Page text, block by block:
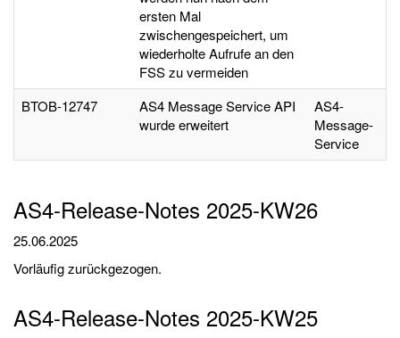
ersten Mal
zwischengespeichert, um
wiederholte Aufrufe an den
FSS zu vermeiden
BTOB-12747
AS4 Message Service API
wurde erweitert
AS4-
Message-
Service
AS4-Release-Notes 2025-KW26
25.06.2025
Vorläufig zurückgezogen.
AS4-Release-Notes 2025-KW25